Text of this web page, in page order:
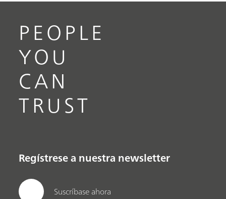
PEOPLE
YOU
CAN
TRUST
Regístrese a nuestra newsletter
Suscríbase ahora